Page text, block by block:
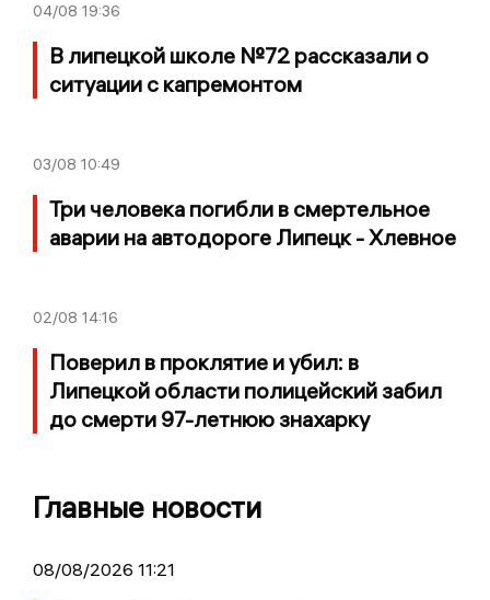
04/08 19:36
В липецкой школе №72 рассказали о
ситуации с капремонтом
03/08 10:49
Три человека погибли в смертельное
аварии на автодороге Липецк - Хлевное
02/08 14:16
Поверил в проклятие и убил: в
Липецкой области полицейский забил
до смерти 97-летнюю знахарку
Главные новости
08/08/2026 11:21